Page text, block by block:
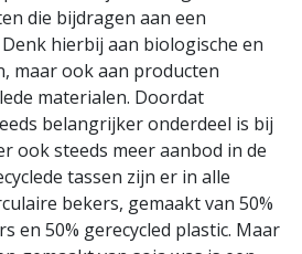
die bijdragen aan een
hierbij aan biologische en
maar ook aan producten
materialen. Doordat
belangrijker onderdeel is bij
ook steeds meer aanbod in de
tassen zijn er in alle
bekers, gemaakt van 50%
en 50% gerecycled plastic. Maar